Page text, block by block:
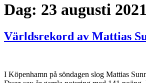
Dag: 23 augusti 2021
Världsrekord av Mattias
I Köpenhamn på söndagen slog Mattias